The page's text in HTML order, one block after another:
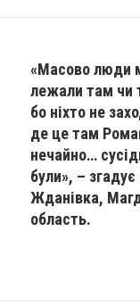
«Масово люди
лежали там чи
бо ніхто не
де це там
нечайно…
були», –
Жданівка,
область.